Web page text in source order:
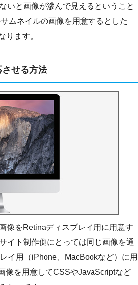
いと画像が滲んで見えるということ
ムネイルの画像を用意するとした
ります。
せる方法
像をRetinaディスプレイ用に用意す
イト制作側にとっては同じ画像を通
イ用（iPhone、MacBookなど）に用
像を用意してCSSやJavaScriptなど